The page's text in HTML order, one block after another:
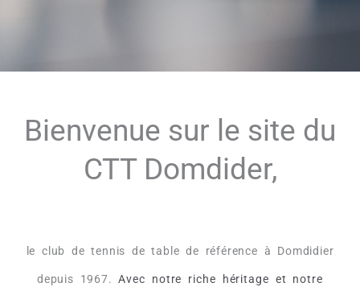
Bienvenue sur le site du
CTT Domdider,
le club de tennis de table de référence à Domdidier
depuis 1967.Avec notre riche héritage et notre